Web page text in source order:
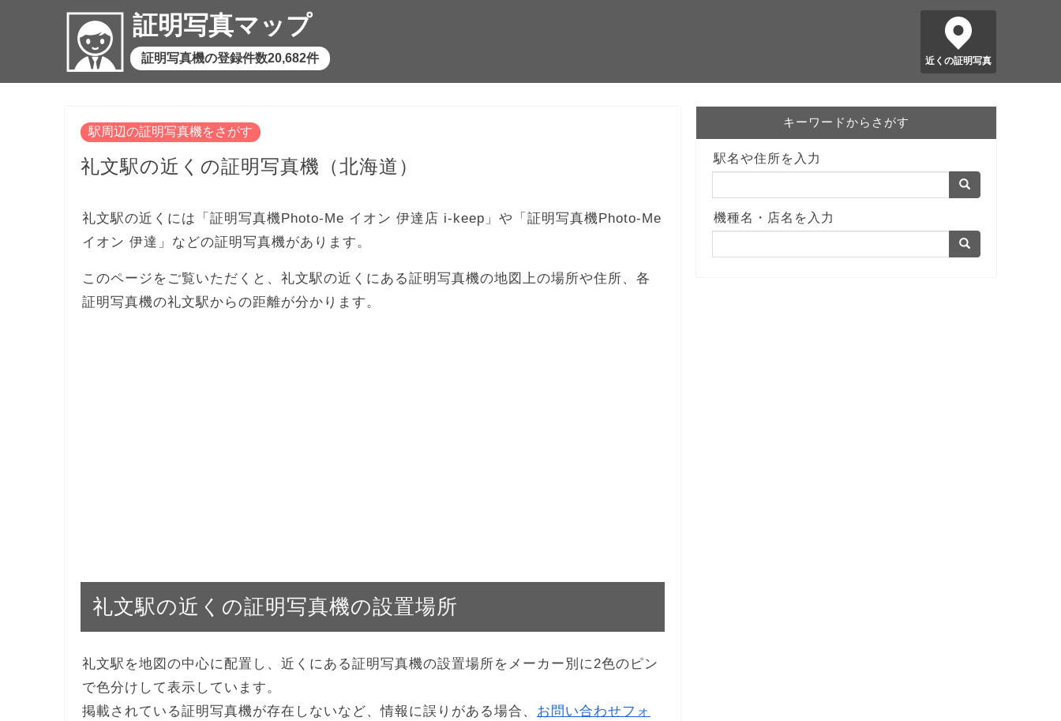
証明写真マップ
証明写真機の登録件数20,682件 近くの証明写真
駅周辺の証明写真機をさがす
礼文駅の近くの証明写真機（北海道）
礼文駅の近くには「証明写真機Photo-Me イオン 伊達店 i-keep」や「証明写真機Photo-Me
イオン 伊達」などの証明写真機があります。
このページをご覧いただくと、礼文駅の近くにある証明写真機の地図上の場所や住所、各
証明写真機の礼文駅からの距離が分かります。
礼文駅の近くの証明写真機の設置場所
礼文駅を地図の中心に配置し、近くにある証明写真機の設置場所をメーカー別に2色のピン
で色分けして表示しています。
掲載されている証明写真機が存在しないなど、情報に誤りがある場合、 お問い合わせフォ
キーワードからさがす
駅名や住所を入力
機種名・店名を入力